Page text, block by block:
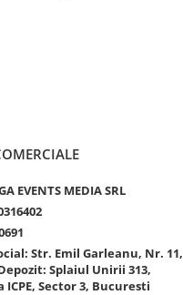
EVENTS MEDIA SRL
Str. Emil Garleanu, Nr. 11,
Splaiul Unirii 313,
ICPE, Sector 3, Bucuresti